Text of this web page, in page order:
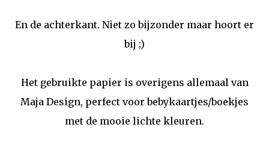
En de achterkant. Niet zo bijzonder maar hoort er
bij ;)
Het gebruikte papier is overigens allemaal van
Maja Design, perfect voor bebykaartjes/boekjes
met de mooie lichte kleuren.